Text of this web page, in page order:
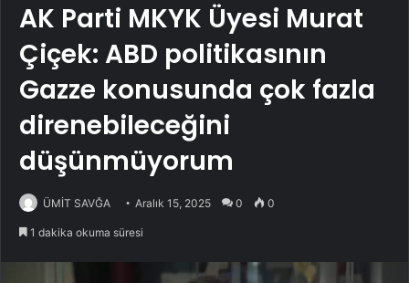
AK Parti MKYK Üyesi Murat
Çiçek: ABD politikasının
Gazze konusunda çok fazla
direnebileceğini
düşünmüyorum
ÜMİT SAVĞA Aralık 15, 2025 0 0
1 dakika okuma süresi